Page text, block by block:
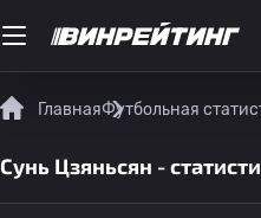
ГлавнаяФутбольная
Сунь Цзяньсян -